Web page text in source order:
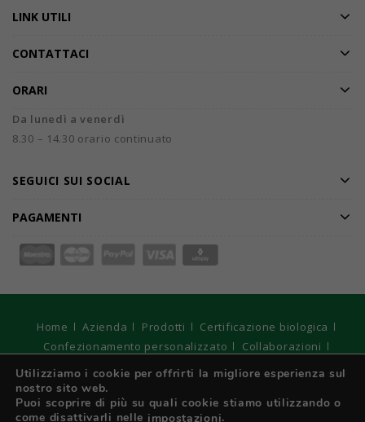
LINK UTILI
CONTATTACI
ORARI
Da lunedì a venerdì
8.30 – 14.30 orario continuato
SEGUICI SUI SOCIAL
PAGAMENTI
Home Azienda Prodotti
Certificazione biologica
Confezionamento personalizzato
Collaborazioni
Catalogo
Offerte speciali DarmarMag
Contatti
© 2026DARMAR S.r.l. Unipersonale - Registro Imprese di
Torino, C.F e P. IVA: IT 01970210017 - Capitale sociale € 10.400
Utilizziamo i cookie per offrirti la migliore esperienza sul
nostro sito web.
Puoi scoprire di più su quali cookie stiamo utilizzando o
come disattivarli nelle impostazioni.